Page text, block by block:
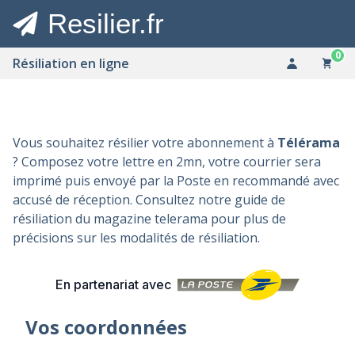
Resilier.fr
Résiliation en ligne 0
Vous souhaitez résilier votre abonnement à Télérama
? Composez votre lettre en 2mn, votre courrier sera
imprimé puis envoyé par la Poste en recommandé avec
accusé de réception. Consultez notre guide de
résiliation du magazine telerama pour plus de
précisions sur les modalités de résiliation.
En partenariat avec
Vos coordonnées